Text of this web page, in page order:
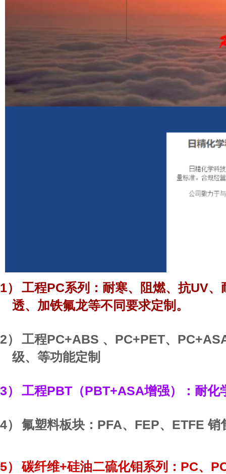
1） 工程PC系列：耐寒、阻燃、抗UV、
透、加铁氟龙等不同要求定制。
2） 工程PC+ABS 、PC+PET、
级、等功能定制
3） 工程PBT （PBT+ASA增强）：耐化
4） 氟塑料板块： PFA、 FEP、 ETFE销
5） 碳纤维+硅油二硫化钼系列： PC、